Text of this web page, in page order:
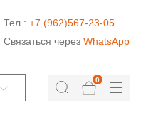
Тел.: +7 (962)567-23-05
Связаться через WhatsApp
0